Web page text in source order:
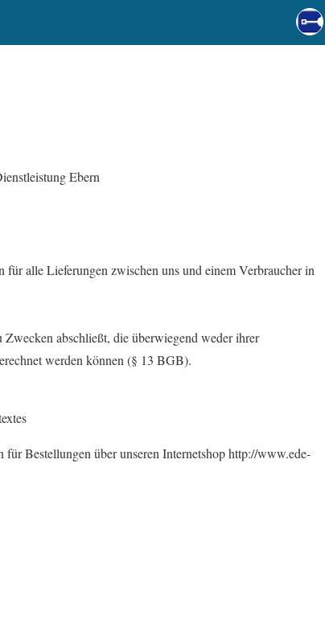
Ebern
alle Lieferungen zwischen uns und einem Verbraucher in
Zwecken abschließt, die überwiegend weder ihrer
werden können (§ 13 BGB).
Bestellungen über unseren Internetshop http://www.ede-